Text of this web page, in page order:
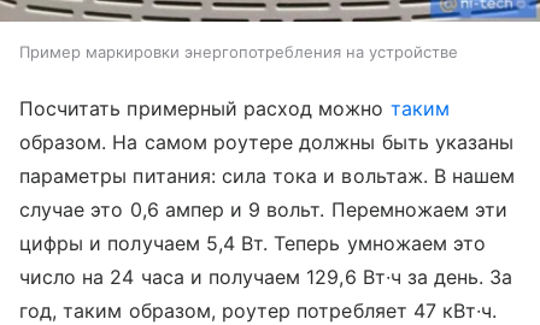
Пример маркировки энергопотребления на устройстве
Посчитать примерный расход можно таким
образом. На самом роутере должны быть указаны
параметры питания: сила тока и вольтаж. В нашем
случае это 0,6 ампер и 9 вольт. Перемножаем эти
цифры и получаем 5,4 Вт. Теперь умножаем это
число на 24 часа и получаем 129,6 Вт∙ч за день. За
год, таким образом, роутер потребляет 47 кВт∙ч.